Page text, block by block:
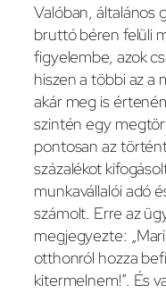
Valóban, általános
bruttó béren felüli
figyelembe, azok
hiszen a többi az a
akár meg is
szintén egy
pontosan az
százalékot
munkavállalói adó
számolt. Erre az
megjegyezte:
otthonról hozza
kitermelnem!”. És